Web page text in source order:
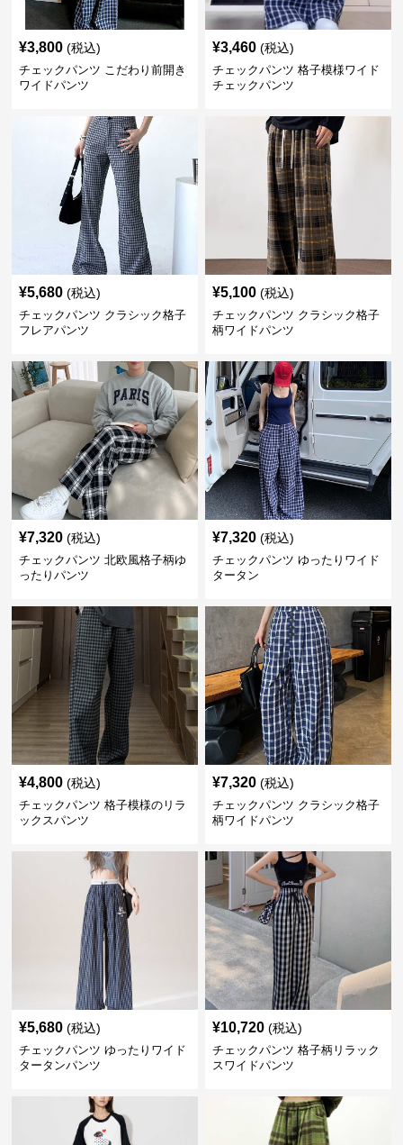
¥3,800 (税込)
チェックパンツ こだわり前開き
ワイドパンツ
¥3,460 (税込)
チェックパンツ 格子模様ワイド
チェックパンツ
¥5,680 (税込)
チェックパンツ クラシック格子
フレアパンツ
¥5,100 (税込)
チェックパンツ クラシック格子
柄ワイドパンツ
¥7,320 (税込)
チェックパンツ 北欧風格子柄ゆ
ったりパンツ
¥7,320 (税込)
チェックパンツ ゆったりワイド
タータン
¥4,800 (税込)
チェックパンツ 格子模様のリラ
ックスパンツ
¥7,320 (税込)
チェックパンツ クラシック格子
柄ワイドパンツ
¥5,680 (税込)
チェックパンツ ゆったりワイド
タータンパンツ
¥10,720 (税込)
チェックパンツ 格子柄リラック
スワイドパンツ